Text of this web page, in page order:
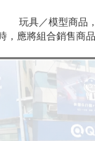
玩具／模型商品
應將組合銷售商